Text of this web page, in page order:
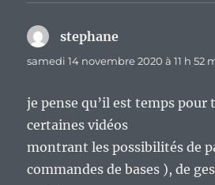
stephane
samedi 14 novembre 2020 à 11 h 52
je pense qu’il est temps pour
certaines vidéos
montrant les possibilités de
commandes de bases ), de